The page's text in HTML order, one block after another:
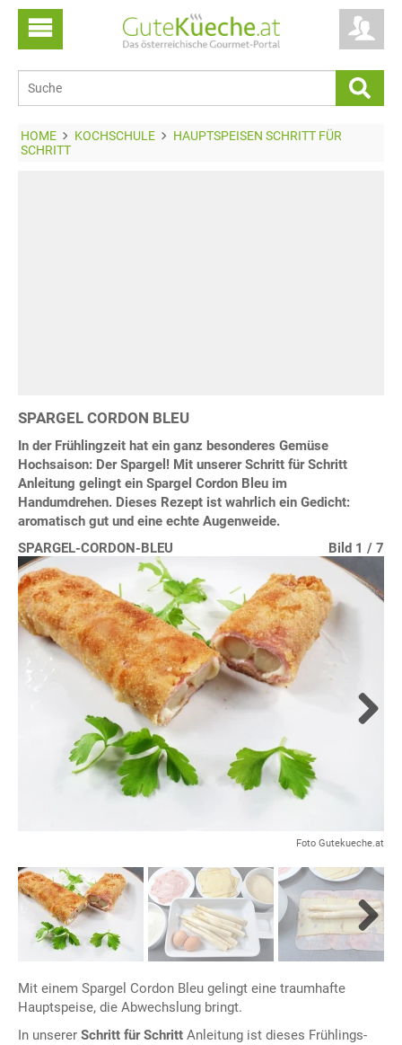
HOME KOCHSCHULE
HAUPTSPEISEN SCHRITT FÜR
SCHRITT
SPARGEL CORDON BLEU
In der Frühlingzeit hat ein ganz besonderes Gemüse
Hochsaison: Der Spargel! Mit unsererSchritt für Schritt
Anleitung gelingt ein Spargel Cordon Bleu im
Handumdrehen. Dieses Rezept ist wahrlich ein Gedicht:
aromatisch gut und eine echte Augenweide.
SPARGEL-CORDON-BLEU
Bild 1 / 7
Foto Gutekueche.at
Bild 2 / 7
Bild 3 / 7
Bild 4 / 7
Bild 5 / 7
Bild 6 / 7
Bild 7 / 7
Mit einem Spargel Cordon Bleu gelingt eine traumhafte
Hauptspeise, die Abwechslung bringt.
In unserer Schritt für Schritt Anleitung ist dieses Frühlings-